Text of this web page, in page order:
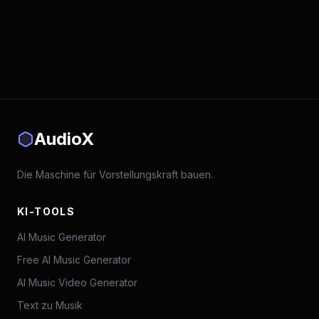
AudioX
Die Maschine für Vorstellungskraft bauen.
KI-TOOLS
AI Music Generator
Free AI Music Generator
AI Music Video Generator
Text zu Musik